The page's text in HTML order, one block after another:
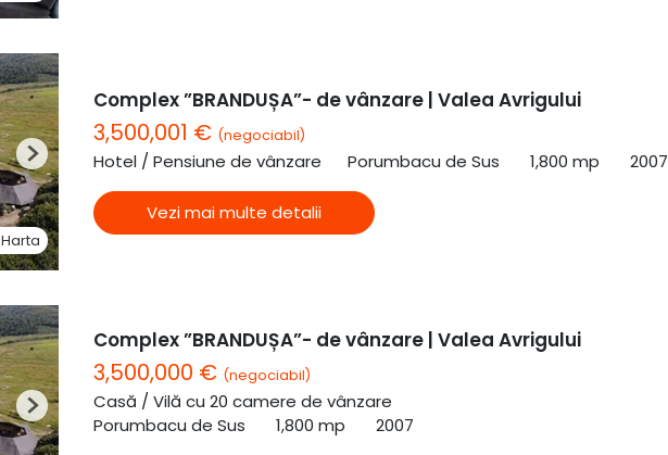
Harta
Next
Complex ”BRANDUȘA”- de vânzare | Valea Avrigului
3,500,001 € (negociabil)
Hotel / Pensiune de vânzare Porumbacu de Sus 1,800 mp 2007
Vezi mai multe detalii
Next
Complex ”BRANDUȘA”- de vânzare | Valea Avrigului
3,500,000 € (negociabil)
Casă / Vilă cu 20 camere de vânzare
Porumbacu de Sus
1,800 mp 2007